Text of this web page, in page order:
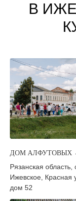
В
ДОМ АЛФУТОВЫХ
Рязанская область,
Ижевское, Красная
дом 52